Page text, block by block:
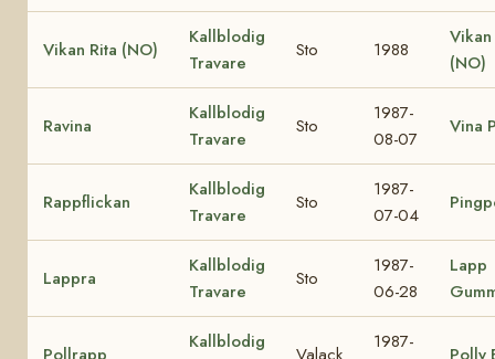
Vikan Rita (NO)
Kallblodig
Travare
Sto 1988
(NO)
Ravina
Kallblodig
Travare
Sto
1987-
08-07
Vina
Rappflickan
Kallblodig
Travare
Sto
1987-
07-04
Lappra
Kallblodig
Travare
Sto
1987-
06-28
Lapp
Pollrapp
Kallblodig
Valack
1987-
Polly